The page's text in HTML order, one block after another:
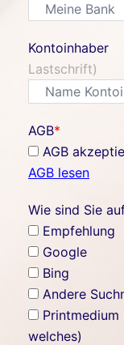
Kontoinhaber
Lastschrift)
AGB*
AGB
AGB lesen
Wie sind Sie
Empfehlung
Google
Bing
Andere
welches)